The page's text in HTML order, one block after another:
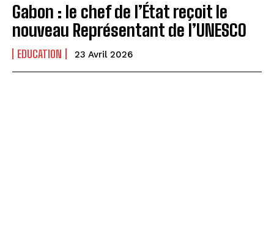
Gabon : le chef de l’État reçoit le
nouveau Représentant de l’UNESCO
EDUCATION 23 Avril 2026